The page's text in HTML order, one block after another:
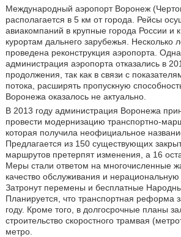
Международный аэропорт Воронеж
располагается в 5 км от города. Рейсы
авиакомпаний в крупные города России и
курортам дальнего зарубежья. Несколько
проведена реконструкция аэропорта.
администрация аэропорта отказались в
продолжения, так как в связи с
потока, расширять пропускную
Воронежа оказалось не актуально.
В 2013 году администрация Воронежа
провести модернизацию транспортно-
которая получила неофициальное
Предлагается из 150 существующих
маршрутов претерпят изменения, а 16
Меры стали ответом на многочисленные
качество обслуживания и
Затронут перемены и бесплатные
Планируется, что транспортная реформа
году. Кроме того, в долгосрочные планы
строительство скоростного трамвая
метро.